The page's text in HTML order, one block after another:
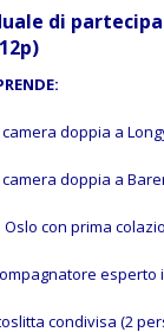
di
doppia a
doppia a
con prima
esperto
condivisa (2